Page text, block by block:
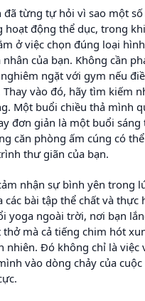
đã từng tự hỏi vì sao một
hoạt động thể dục, trong
ở việc chọn đúng loại
của bạn. Không cần
ngặt với gym nếu
vào đó, hãy tìm kiếm
Một buổi chiều thả mình
đơn giản là một buổi sáng
căn phòng ấm cúng có
thư giãn của bạn.
nhận sự bình yên trong
bài tập thể chất và thực
yoga ngoài trời, nơi bạn
mà cả tiếng chim hót
nhiên. Đó không chỉ là việc
vào dòng chảy của